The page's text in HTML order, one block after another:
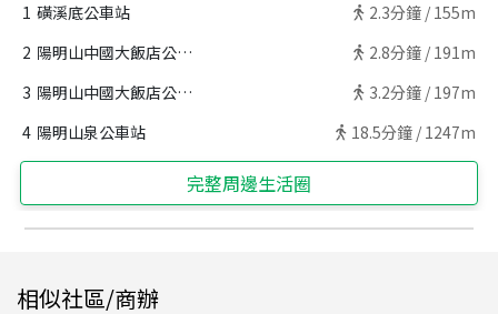
1 磺溪底公車站 2.3分鐘 / 155m
2 陽明山中國大飯店公車站 2.8分鐘 / 191m
3 陽明山中國大飯店公車站 3.2分鐘 / 197m
4 陽明山泉公車站 18.5分鐘 / 1247m
完整周邊生活圈
相似社區/商辦